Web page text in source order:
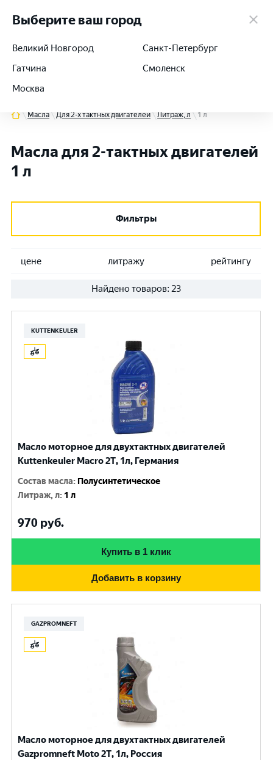
+7 (812) 564-54-91
Масла Для 2-х тактных двигателей Литраж, л 1 л
Масла для 2-тактных двигателей
1 л
Фильтры
цене литражу рейтингу
Найдено товаров: 23
KUTTENKEULER
Масло моторное для двухтактных двигателей
Kuttenkeuler Macro 2T, 1л, Германия
Состав масла: Полусинтетическое
Литраж, л: 1 л
970 руб.
Купить в 1 клик
Добавить в корзину
GAZPROMNEFT
Масло моторное для двухтактных двигателей
Gazpromneft Мoto 2Т, 1л, Россия
Выберите ваш город
Великий Новгород
Гатчина
Москва
Санкт-Петербург
Смоленск